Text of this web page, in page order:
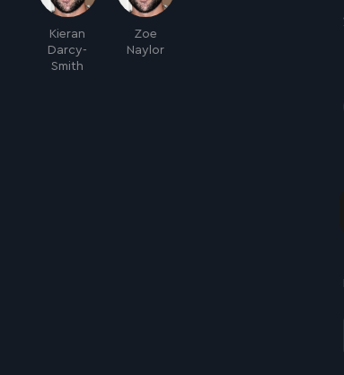
Kieran
Darcy-
Smith
Zoe
Naylor